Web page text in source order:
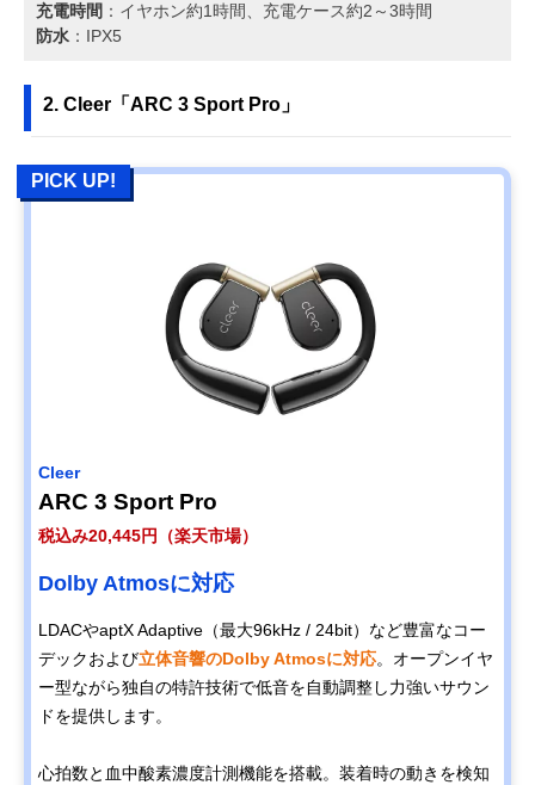
充電時間 ：イヤホン約1時間、充電ケース約2～3時間
防水 ：IPX5
2. Cleer「ARC 3 Sport Pro」
PICK UP!
Cleer
ARC 3 Sport Pro
税込み20,445円（楽天市場）
Dolby Atmosに対応
LDACやaptX Adaptive（最大96kHz / 24bit）など豊富なコー
デックおよび立体音響のDolby Atmosに対応。オープンイヤ
ー型ながら独自の特許技術で低音を自動調整し力強いサウン
ドを提供します。
心拍数と血中酸素濃度計測機能を搭載。装着時の動きを検知